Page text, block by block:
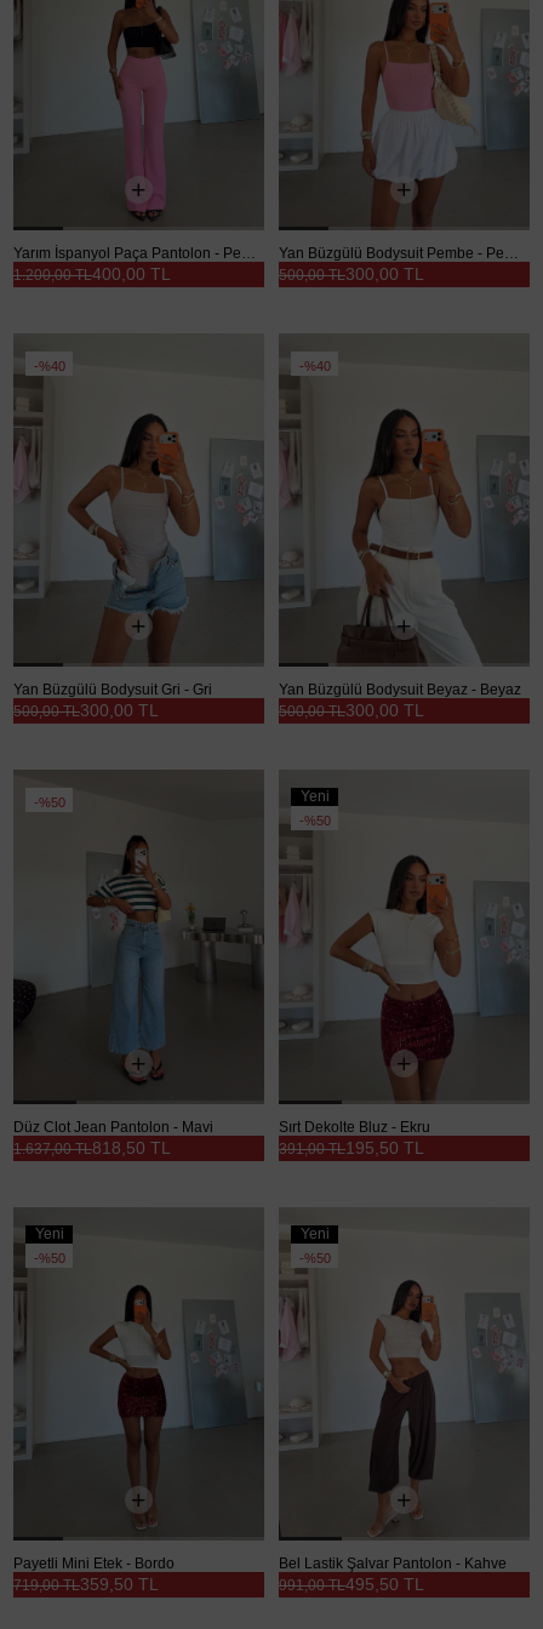
Yarım İspanyol Paça Pantolon - Pembe
400,00 TL
1.200,00 TL
Yan Büzgülü Bodysuit Pembe - Pembe
300,00 TL
500,00 TL
%40
Yan Büzgülü Bodysuit Gri - Gri
300,00 TL
500,00 TL
%40
Yan Büzgülü Bodysuit Beyaz - Beyaz
300,00 TL
500,00 TL
%50
Düz Clot Jean Pantolon - Mavi
818,50 TL
1.637,00 TL
Yeni
Ürün
%50
Sırt Dekolte Bluz - Ekru
195,50 TL
391,00 TL
Yeni
Ürün
%50
Payetli Mini Etek - Bordo
359,50 TL
719,00 TL
Yeni
Ürün
%50
Bel Lastik Şalvar Pantolon - Kahve
495,50 TL
991,00 TL